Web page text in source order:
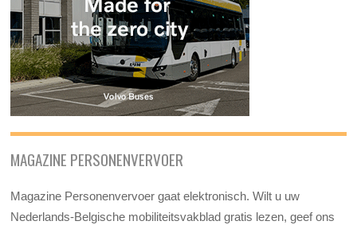
MAGAZINE PERSONENVERVOER
Magazine Personenvervoer gaat elektronisch. Wilt u uw
Nederlands-Belgische mobiliteitsvakblad gratis lezen, geef ons